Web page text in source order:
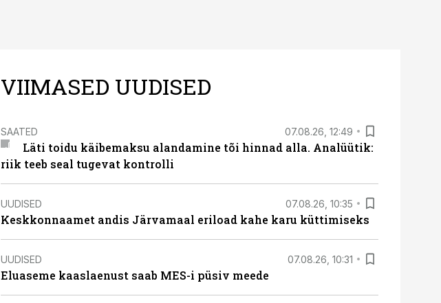
VIIMASED UUDISED
SAATED 07.08.26, 12:49
Läti toidu käibemaksu alandamine tõi hinnad alla. Analüütik:
riik teeb seal tugevat kontrolli
UUDISED 07.08.26, 10:35
Keskkonnaamet andis Järvamaal eriload kahe karu küttimiseks
UUDISED 07.08.26, 10:31
Eluaseme kaaslaenust saab MES-i püsiv meede